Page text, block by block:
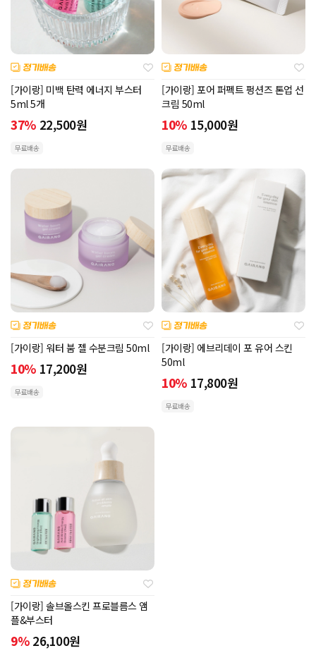
[가이랑] 미백 탄력 에너지 부스터
5ml 5개
37% 22,500원
무료배송
[가이랑] 포어 퍼펙트 펑션즈 톤업 선
크림 50ml
10% 15,000원
무료배송
[가이랑] 워터 붐 젤 수분크림 50ml
10% 17,200원
무료배송
[가이랑] 에브리데이 포 유어 스킨
50ml
10% 17,800원
무료배송
[가이랑] 솔브올스킨 프로블름스 앰
플&부스터
9% 26,100원